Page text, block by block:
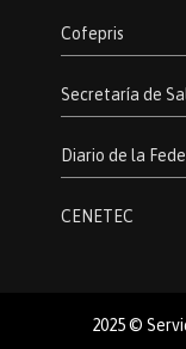
Cofepris
Secretaría de
Diario de la
CENETEC
2025 ©